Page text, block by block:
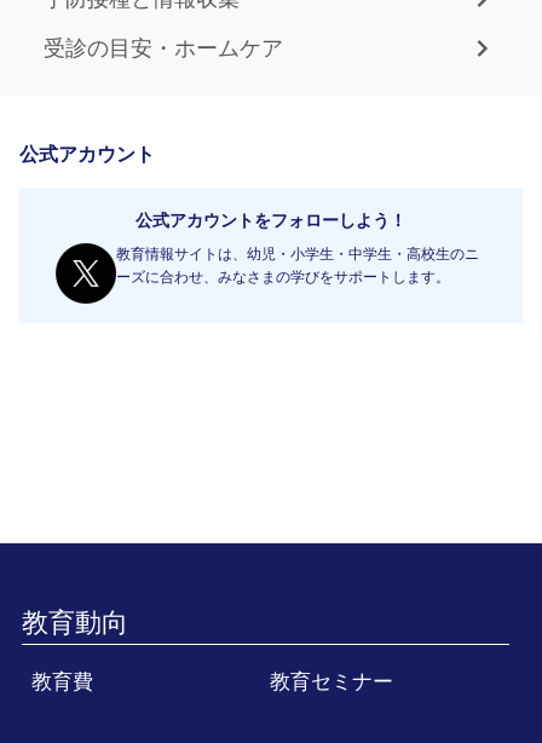
受診の目安・ホームケア
公式アカウント
公式アカウントをフォローしよう！
教育情報サイトは、幼児・小学生・中学生・高校生のニ
ーズに合わせ、みなさまの学びをサポートします。
教育動向
教育費 教育セミナー